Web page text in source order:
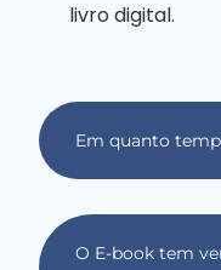
livro digital.
Em quanto
O E-book tem